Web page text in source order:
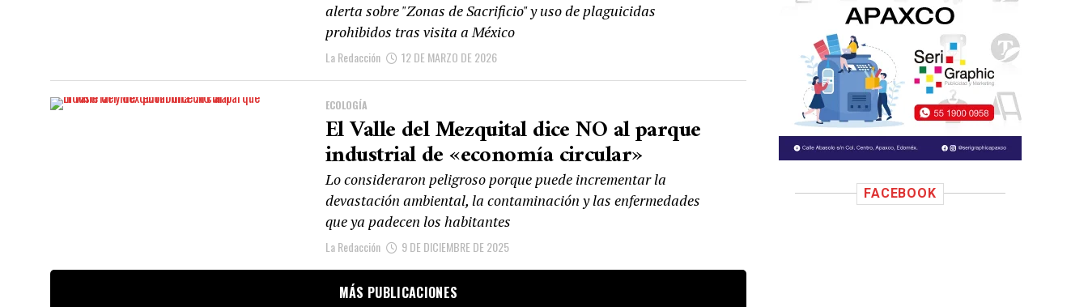
alerta sobre "Zonas de Sacrificio" y uso de plaguicidas
prohibidos tras visita a México
La Redacción 12 DE MARZO DE 2026
ECOLOGÍA
El Valle del Mezquital dice NO al parque
industrial de «economía circular»
Lo consideraron peligroso porque puede incrementar la
devastación ambiental, la contaminación y las enfermedades
que ya padecen los habitantes
La Redacción 9 DE DICIEMBRE DE 2025
MÁS PUBLICACIONES
FACEBOOK